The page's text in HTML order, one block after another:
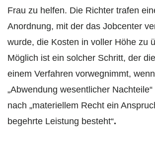
Frau zu helfen. Die Richter trafen
Anordnung, mit der das Jobcenter
wurde, die Kosten in voller Höhe zu
Möglich ist ein solcher Schritt, der
einem Verfahren vorwegnimmt,
„Abwendung wesentlicher
nach „materiellem Recht ein
begehrte Leistung besteht“.